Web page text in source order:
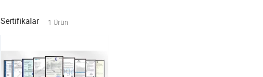
Sertifikalar 1 Ürün